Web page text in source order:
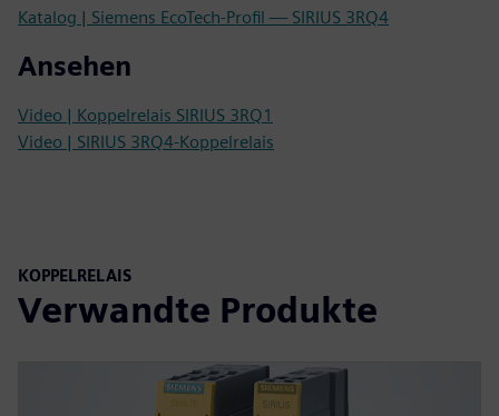
Katalog | Siemens EcoTech-Profil — SIRIUS 3RQ4
Ansehen
Video | Koppelrelais SIRIUS 3RQ1
Video | SIRIUS 3RQ4-Koppelrelais
KOPPELRELAIS
Verwandte Produkte